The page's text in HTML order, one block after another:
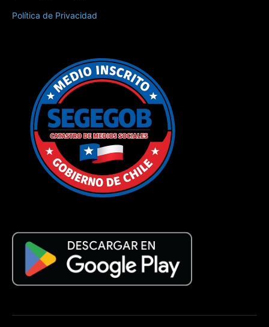
Política de Privacidad